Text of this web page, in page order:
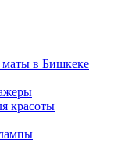
в Бишкеке
красоты